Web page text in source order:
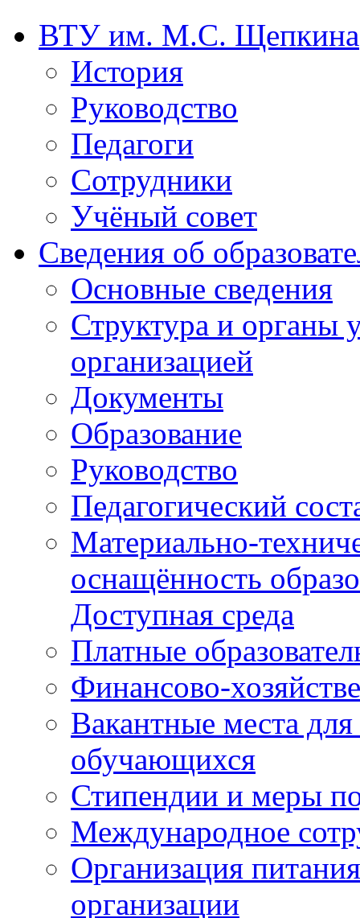
ВТУ им. М.С. Щепкина
История
Руководство
Педагоги
Сотрудники
Учёный совет
Сведения об
Основные сведения
Структура и органы
организацией
Документы
Образование
Руководство
Педагогический
Материально-
оснащённость
Доступная среда
Платные
Финансово-
Вакантные места
обучающихся
Стипендии и меры
Международное
Организация
организации